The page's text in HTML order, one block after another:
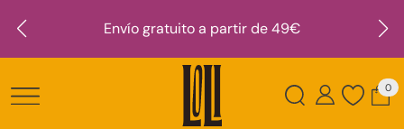
Envío gratuito a partir de 49€
0